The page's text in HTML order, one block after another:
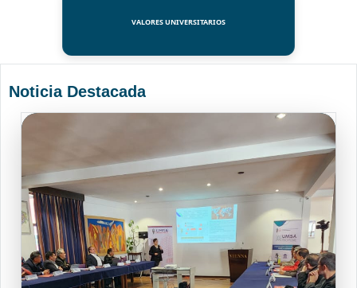
VALORES UNIVERSITARIOS
Noticia Destacada